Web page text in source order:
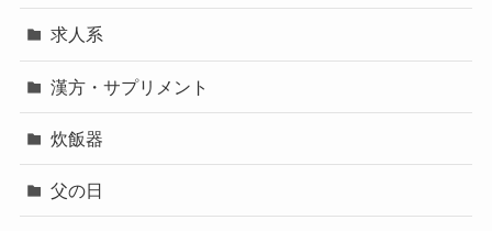
求人系
漢方・サプリメント
炊飯器
父の日